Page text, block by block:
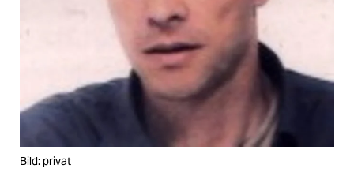
epaper login
Bild: privat